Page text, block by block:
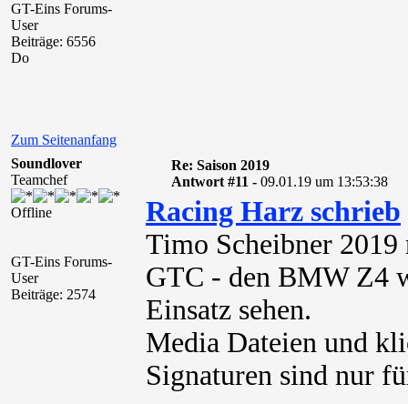
GT-Eins Forums-
User
Beiträge: 6556
Do
Zum Seitenanfang
Soundlover
Teamchef
Offline
GT-Eins Forums-
User
Beiträge: 2574
Re: Saison 2019
Antwort #11 - 09.01.19 um 13:53:38
Racing Harz schrieb
Timo Scheibner
GTC - den BMW Z4
Einsatz sehen.
Media Dateien und
Signaturen sind nur